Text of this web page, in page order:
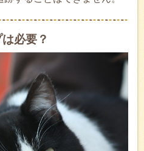
必要？